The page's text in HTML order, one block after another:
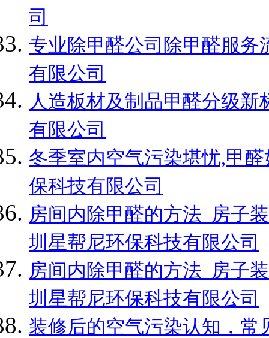
司
专业除甲醛公司除甲醛服务
有限公司
人造板材及制品甲醛分级
有限公司
冬季室内空气污染堪忧,甲
保科技有限公司
房间内除甲醛的方法_房子
圳星帮尼环保科技有限公司
房间内除甲醛的方法_房子
圳星帮尼环保科技有限公司
装修后的空气污染认知，